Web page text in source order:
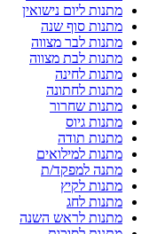
מתנות ליום נישואין
מתנות סוף שנה
מתנות לבר מצווה
מתנות לבת מצווה
מתנות לחינה
מתנות לחתונה
מתנות שחרור
מתנות גיוס
מתנות תודה
מתנות למילואים
מתנה למפקד/ת
מתנות לקיץ
מתנות לחג
מתנות לראש השנה